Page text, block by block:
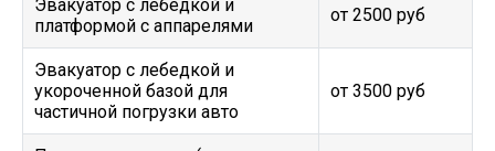
Эвакуатор с лебедкой и
платформой с аппарелями
от 2500 руб
Эвакуатор с лебедкой и
укороченной базой для
частичной погрузки авто
от 3500 руб